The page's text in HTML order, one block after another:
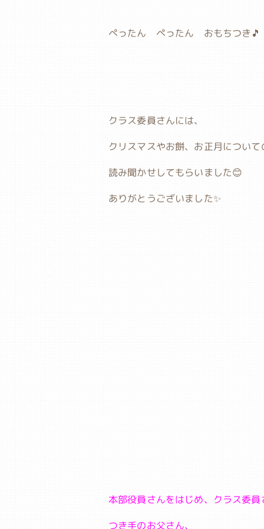
ぺったん ぺったん おもちつき🎵
クラス委員さんには、
クリスマスやお餅、お正月について
読み聞かせしてもらいました😊
ありがとうございました✨
本部役員さんをはじめ、クラス委員
つき手のお父さん、